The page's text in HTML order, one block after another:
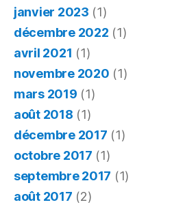
janvier 2023 (1)
décembre 2022 (1)
avril 2021 (1)
novembre 2020 (1)
mars 2019 (1)
août 2018 (1)
décembre 2017 (1)
octobre 2017 (1)
septembre 2017 (1)
août 2017 (2)